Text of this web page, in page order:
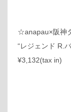
☆anapau×阪神
“レジェンド R.
¥3,132(tax in)